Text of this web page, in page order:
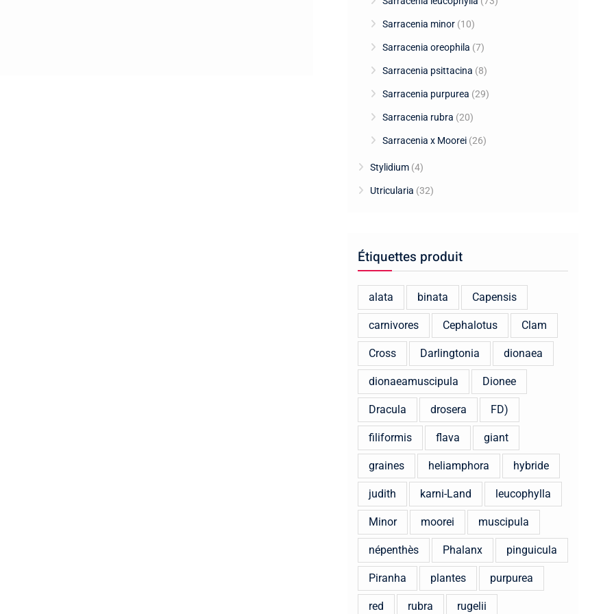
Sarracenia minor (10)
Sarracenia oreophila (7)
Sarracenia psittacina (8)
Sarracenia purpurea (29)
Sarracenia rubra (20)
Sarracenia x Moorei (26)
Stylidium (4)
Utricularia (32)
Étiquettes produit
alata binata Capensis
carnivores Cephalotus Clam
Cross Darlingtonia dionaea
dionaeamuscipula Dionee
Dracula drosera FD)
filiformis flava giant
graines heliamphora hybride
judith karni-Land leucophylla
Minor moorei muscipula
népenthès Phalanx pinguicula
Piranha plantes purpurea
red rubra rugelii